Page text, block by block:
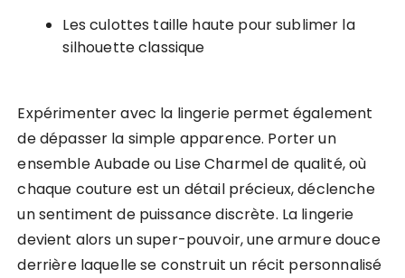
Les culottes taille haute pour sublimer la
silhouette classique
Expérimenter avec la lingerie permet également
de dépasser la simple apparence. Porter un
ensemble Aubade ou Lise Charmel de qualité, où
chaque couture est un détail précieux, déclenche
un sentiment de puissance discrète. La lingerie
devient alors un super-pouvoir, une armure douce
derrière laquelle se construit un récit personnalisé